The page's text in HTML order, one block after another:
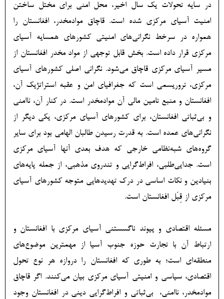
در سایه تحولات یک سال اخیر، محل امنی برای مختل ساختن
امنیت آسیای مرکزی شده است. قاچاق موادمخدر، افغانستان را
همواره در سرخط نگرانی‌های امنیتی کشورهای همسایه آسیای
مرکزی قرار داده است. بخش قابل توجهی از مواد مخدر افغانستان از
مسیر آسیای مرکزی قاچاق می‌شود. نگرانی اصلی کشورهای آسیای
مرکزی، تروریسمی است که جغرافیای امن و عقبه استراتژیک آن،
افغانستان و منبع تامین مالی آن موادمخدر است. در کنار آن، ناامنی
و بی‌ثباتی افغانستان، برای کشورهای آسیای مرکزی، یکی دیگر از
نگرانی‌های عمده است. به قدرت رسیدن طالبان الهامی بود برای سایر
گروه­‌های شبه‌نظامی خارجی که هدف بعدی آنها آسیای مرکزی
است. جدایی‌­طلبی، افراط­‌گرایی و تندروی مذهبی، از جمله پایه‌های
بنیادین و نکات اساسی در درک تهدیدهایی متوجه کشورهای آسیای
مرکزی از قِبَل افغانستان است.
مسئله اقتصادی و پیوند ناگسستنی آسیای مرکزی با افغانستان و
ارتباط آن با تجارت حوزه جنوب آسیا از مهمترین موضوع‌های
منطقه‌ای است؛ به طوری که افغانستان را دروازه هر نوع تحول
اقتصادی، سیاسی و امنیتی آسیای مرکزی بیان می‌کنند. اگر قاچاق
موادمخدر، ناامنی، بی‌ثباتی و افراط‌گرایی دینی در افغانستان وجود